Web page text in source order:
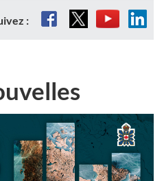
: Facebook
X Youtube